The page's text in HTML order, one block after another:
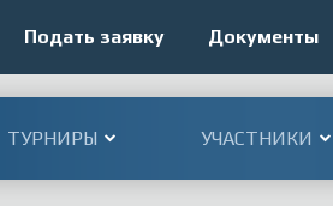
Подать заявку Документы
ТУРНИРЫ УЧАСТНИКИ